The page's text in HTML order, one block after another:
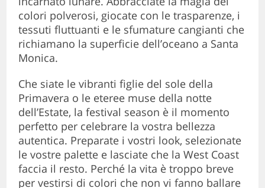
colori polverosi, giocate con le trasparenze, i
tessuti fluttuanti e le sfumature cangianti che
richiamano la superficie dell’oceano a Santa
Monica.
Che siate le vibranti figlie del sole della
Primavera o le eteree muse della notte
dell’Estate, la festival season è il momento
perfetto per celebrare la vostra bellezza
autentica. Preparate i vostri look, selezionate
le vostre palette e lasciate che la West Coast
faccia il resto. Perché la vita è troppo breve
per vestirsi di colori che non vi fanno ballare